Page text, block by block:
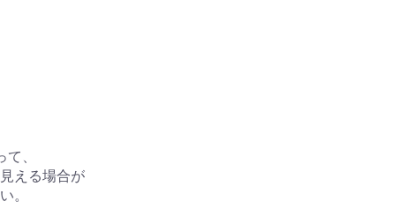
、
える場合が
。